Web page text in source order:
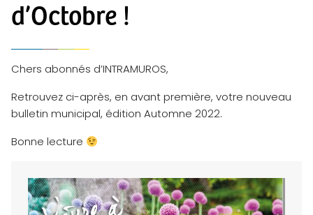
d’Octobre !
Chers abonnés d’INTRAMUROS,
Retrouvez ci-après, en avant première, votre nouveau
bulletin municipal, édition Automne 2022.
Bonne lecture